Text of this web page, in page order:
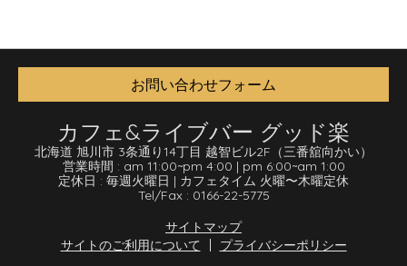
お問い合わせフォーム
カフェ&ライブバー グッド楽
北海道 旭川市 3条通り14丁目 越智ビル2F （三番舘向かい）
営業時間 : am 11:00~pm 4:00 | pm 6:00~am 1:00
定休日 : 毎週火曜日 | カフェタイム 火曜〜木曜定休
Tel/Fax : 0166-22-5775
サイトマップ
サイトのご利用について
プライバシーポリシー